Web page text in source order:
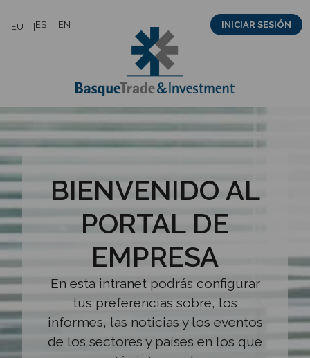
EU ES EN INICIAR SESIÓN
BIENVENIDO AL
PORTAL DE
EMPRESA
En esta intranet podrás configurar
tus preferencias sobre, los
informes, las noticias y los eventos
de los sectores y países en los que